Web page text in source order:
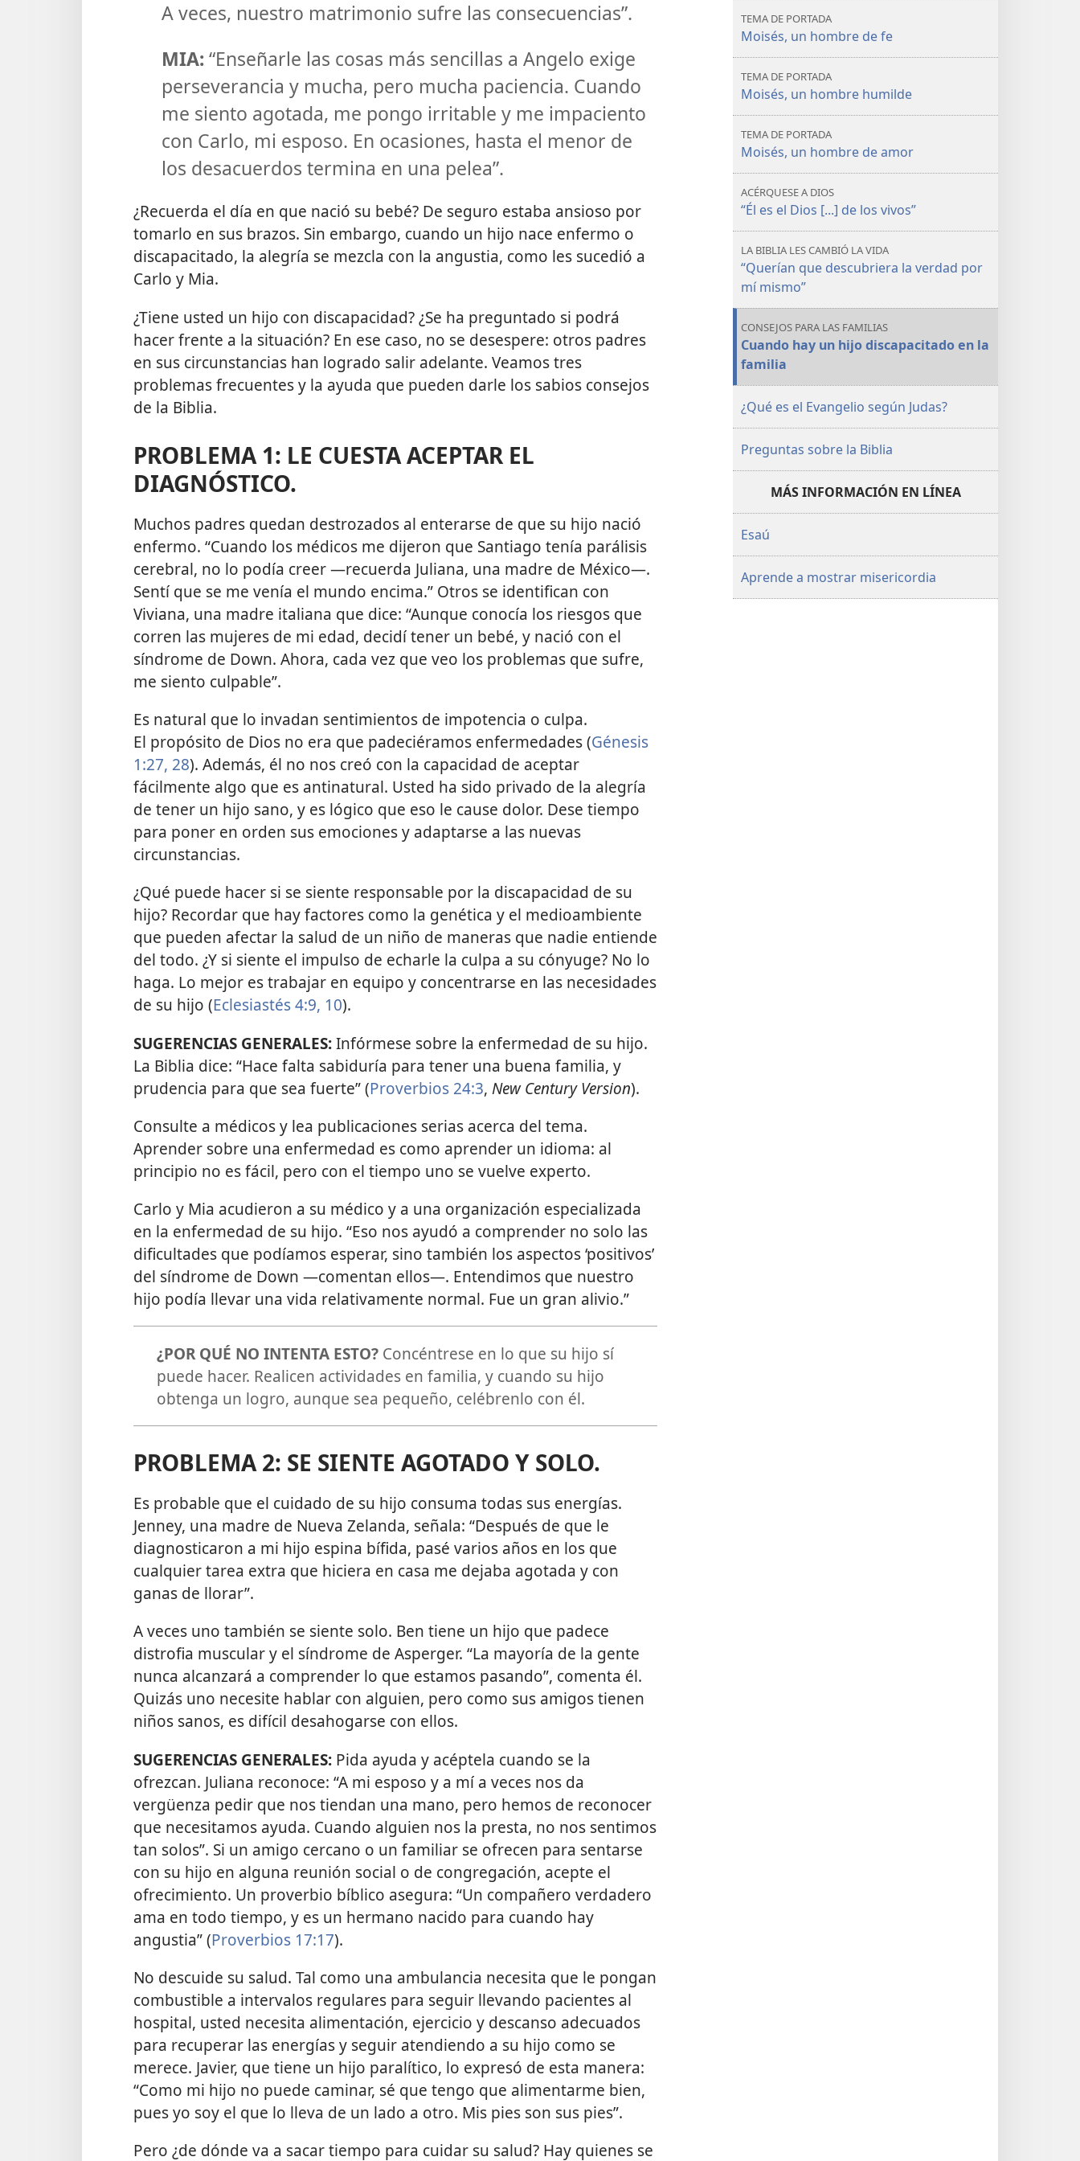
A veces, nuestro matrimonio sufre las consecuencias”.
MIA: “Enseñarle las cosas más sencillas a Angelo exige
perseverancia y mucha, pero mucha paciencia. Cuando
me siento agotada, me pongo irritable y me impaciento
con Carlo, mi esposo. En ocasiones, hasta el menor de
los desacuerdos termina en una pelea”.
¿Recuerda el día en que nació su bebé? De seguro estaba ansioso por
tomarlo en sus brazos. Sin embargo, cuando un hijo nace enfermo o
discapacitado, la alegría se mezcla con la angustia, como les sucedió a
Carlo y Mia.
¿Tiene usted un hijo con discapacidad? ¿Se ha preguntado si podrá
hacer frente a la situación? En ese caso, no se desespere: otros padres
en sus circunstancias han logrado salir adelante. Veamos tres
problemas frecuentes y la ayuda que pueden darle los sabios consejos
de la Biblia.
PROBLEMA 1: LE CUESTA ACEPTAR EL
DIAGNÓSTICO.
Muchos padres quedan destrozados al enterarse de que su hijo nació
enfermo. “Cuando los médicos me dijeron que Santiago tenía parálisis
cerebral, no lo podía creer —recuerda Juliana, una madre de México⁠—.
Sentí que se me venía el mundo encima.” Otros se identifican con
Viviana, una madre italiana que dice: “Aunque conocía los riesgos que
corren las mujeres de mi edad, decidí tener un bebé, y nació con el
síndrome de Down. Ahora, cada vez que veo los problemas que sufre,
me siento culpable”.
Es natural que lo invadan sentimientos de impotencia o culpa.
El propósito de Dios no era que padeciéramos enfermedades (Génesis
1:27, 28). Además, él no nos creó con la capacidad de aceptar
fácilmente algo que es antinatural. Usted ha sido privado de la alegría
de tener un hijo sano, y es lógico que eso le cause dolor. Dese tiempo
para poner en orden sus emociones y adaptarse a las nuevas
circunstancias.
¿Qué puede hacer si se siente responsable por la discapacidad de su
hijo? Recordar que hay factores como la genética y el medioambiente
que pueden afectar la salud de un niño de maneras que nadie entiende
del todo. ¿Y si siente el impulso de echarle la culpa a su cónyuge? No lo
haga. Lo mejor es trabajar en equipo y concentrarse en las necesidades
de su hijo (Eclesiastés 4:9, 10).
SUGERENCIAS GENERALES:Infórmese sobre la enfermedad de su hijo.
La Biblia dice: “Hace falta sabiduría para tener una buena familia, y
prudencia para que sea fuerte” (Proverbios 24:3, New Century Version).
Consulte a médicos y lea publicaciones serias acerca del tema.
Aprender sobre una enfermedad es como aprender un idioma: al
principio no es fácil, pero con el tiempo uno se vuelve experto.
Carlo y Mia acudieron a su médico y a una organización especializada
en la enfermedad de su hijo. “Eso nos ayudó a comprender no solo las
dificultades que podíamos esperar, sino también los aspectos ‘positivos’
del síndrome de Down —comentan ellos⁠—. Entendimos que nuestro
hijo podía llevar una vida relativamente normal. Fue un gran alivio.”
¿POR QUÉ NO INTENTA ESTO? Concéntrese en lo que su hijo sí
puede hacer. Realicen actividades en familia, y cuando su hijo
obtenga un logro, aunque sea pequeño, celébrenlo con él.
PROBLEMA 2: SE SIENTE AGOTADO Y SOLO.
Es probable que el cuidado de su hijo consuma todas sus energías.
Jenney, una madre de Nueva Zelanda, señala: “Después de que le
diagnosticaron a mi hijo espina bífida, pasé varios años en los que
cualquier tarea extra que hiciera en casa me dejaba agotada y con
ganas de llorar”.
A veces uno también se siente solo. Ben tiene un hijo que padece
distrofia muscular y el síndrome de Asperger. “La mayoría de la gente
nunca alcanzará a comprender lo que estamos pasando”, comenta él.
Quizás uno necesite hablar con alguien, pero como sus amigos tienen
niños sanos, es difícil desahogarse con ellos.
SUGERENCIAS GENERALES: Pida ayuda y acéptela cuando se la
ofrezcan. Juliana reconoce: “A mi esposo y a mí a veces nos da
vergüenza pedir que nos tiendan una mano, pero hemos de reconocer
que necesitamos ayuda. Cuando alguien nos la presta, no nos sentimos
tan solos”. Si un amigo cercano o un familiar se ofrecen para sentarse
con su hijo en alguna reunión social o de congregación, acepte el
ofrecimiento. Un proverbio bíblico asegura: “Un compañero verdadero
ama en todo tiempo, y es un hermano nacido para cuando hay
angustia” (Proverbios 17:17).
No descuide su salud. Tal como una ambulancia necesita que le pongan
combustible a intervalos regulares para seguir llevando pacientes al
hospital, usted necesita alimentación, ejercicio y descanso adecuados
para recuperar las energías y seguir atendiendo a su hijo como se
merece. Javier, que tiene un hijo paralítico, lo expresó de esta manera:
“Como mi hijo no puede caminar, sé que tengo que alimentarme bien,
pues yo soy el que lo lleva de un lado a otro. Mis pies son sus pies”.
Pero ¿de dónde va a sacar tiempo para cuidar su salud? Hay quienes se
dignodigno
TEMA DE PORTADA
Moisés, un hombre de fe
TEMA DE PORTADA
Moisés, un hombre humilde
TEMA DE PORTADA
Moisés, un hombre de amor
ACÉRQUESE A DIOS
“Él es el Dios [...] de los vivos”
LA BIBLIA LES CAMBIÓ LA VIDA
“Querían que descubriera la verdad por
mí mismo”
CONSEJOS PARA LAS FAMILIAS
Cuando hay un hijo discapacitado en la
familia
¿Qué es el Evangelio según Judas?
Preguntas sobre la Biblia
MÁS INFORMACIÓN EN LÍNEA
Esaú
Aprende a mostrar misericordia